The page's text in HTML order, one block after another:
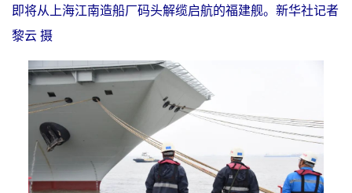
即将从上海江南造船厂码头解缆启航的福建舰。新华社记者
黎云 摄